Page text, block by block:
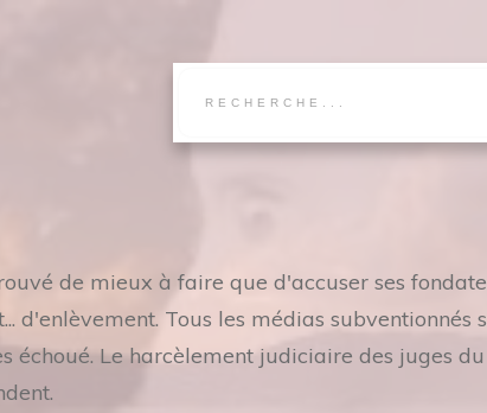
de mieux à faire que d'accuser ses
d'enlèvement. Tous les médias subventionnés
échoué. Le harcèlement judiciaire des juges